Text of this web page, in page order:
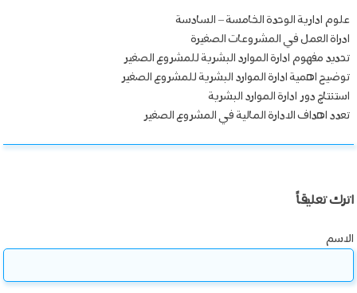
علوم ادارية الوحدة الخامسة – السادسة
ادراة العمل في المشروعات الصغيرة
تحديد مفهوم ادارة الموارد البشرية للمشروع الصغير
توضيح اهمية ادارة الموارد البشرية للمشروع الصغير
استنتاج دور ادارة الموارد البشرية
تعدد اهداف الادارة المالية في المشروع الصغير
اترك تعليقاً
الاسم